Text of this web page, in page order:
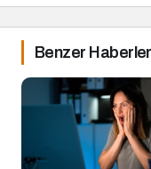
Benzer Haberler